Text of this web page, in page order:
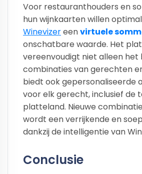
Voor restauranthouders en
hun wijnkaarten willen
Winevizereenvirtuele
onschatbare waarde. Het
vereenvoudigt niet alleen het
combinaties van gerechten
biedt ook gepersonaliseerde
voor elk gerecht, inclusief de
platteland. Nieuwe
wordt een verrijkende en
dankzij de intelligentie van
Conclusie